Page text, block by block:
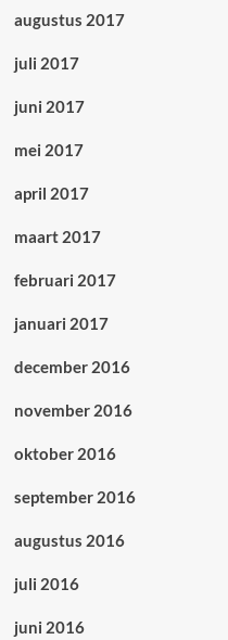
augustus 2017
juli 2017
juni 2017
mei 2017
april 2017
maart 2017
februari 2017
januari 2017
december 2016
november 2016
oktober 2016
september 2016
augustus 2016
juli 2016
juni 2016